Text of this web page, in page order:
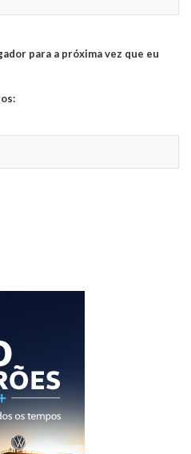
para a próxima vez que eu